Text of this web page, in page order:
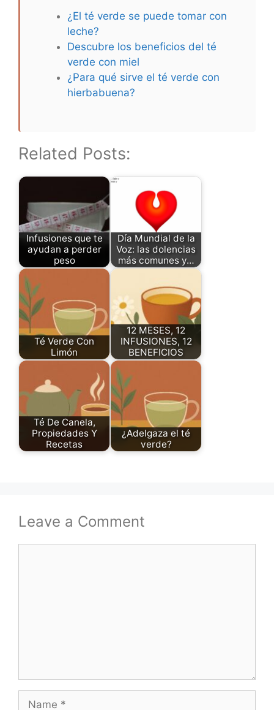
¿El té verde se puede tomar con
leche?
Descubre los beneficios del té
verde con miel
¿Para qué sirve el té verde con
hierbabuena?
Related Posts:
Infusiones que te
ayudan a perder
peso
Día Mundial de la
Voz: las dolencias
más comunes y…
Té Verde Con
Limón
12 MESES, 12
INFUSIONES, 12
BENEFICIOS
Té De Canela,
Propiedades Y
Recetas
¿Adelgaza el té
verde?
Leave a Comment
Name